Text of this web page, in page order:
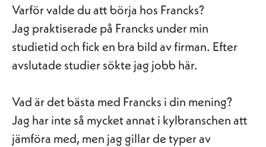
Varför valde du att börja hos Francks?
Jag praktiserade på Francks under min
studietid och fick en bra bild av firman. Efter
avslutade studier sökte jag jobb här.
Vad är det bästa med Francks i din mening?
Jag har inte så mycket annat i kylbranschen att
jämföra med, men jag gillar de typer av